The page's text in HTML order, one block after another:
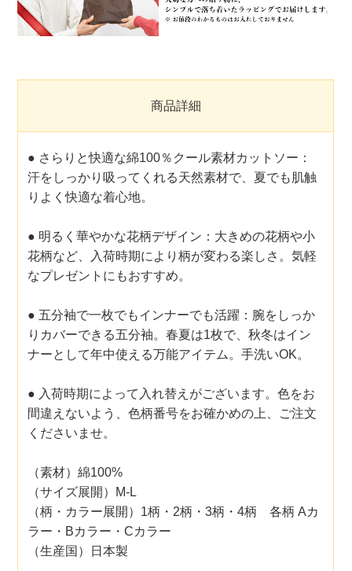
商品詳細
● さらりと快適な綿100％クール素材カットソー：
汗をしっかり吸ってくれる天然素材で、夏でも肌触
りよく快適な着心地。
● 明るく華やかな花柄デザイン：大きめの花柄や小
花柄など、入荷時期により柄が変わる楽しさ。気軽
なプレゼントにもおすすめ。
● 五分袖で一枚でもインナーでも活躍：腕をしっか
りカバーできる五分袖。春夏は1枚で、秋冬はイン
ナーとして年中使える万能アイテム。手洗いOK。
● 入荷時期によって入れ替えがございます。色をお
間違えないよう、色柄番号をお確かめの上、ご注文
くださいませ。
（素材）綿100%
（サイズ展開）M-L
（柄・カラー展開）1柄・2柄・3柄・4柄 各柄 Aカ
ラー・Bカラー・Cカラー
（生産国）日本製